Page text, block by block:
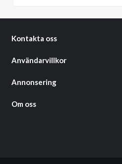
Kontakta oss
Användarvillkor
Annonsering
Om oss